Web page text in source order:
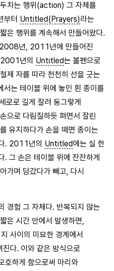
치는 행위(action) 그 자체를
부터 Untitled(Prayers)라는
은 행위를 계속해서 만들어왔다.
년, 2011년에 만들어진
년의 Untitled는 볼펜으로
제 자를 따라 천천히 선을 긋는
는 테이블 위에 놓인 흰 종이를
로로 길게 잘려 둥그렇게
으로 다림질하듯 펴면서 잘린
유지하다가 손을 떼면 종이는
. 2011년의 Untitled에는 실 한
그 손은 테이블 위에 잔잔하게
가며 담갔다가 빼고, 다시
경험 그 자체다. 반복되지 않는
은 시간 안에서 발생하면,
사이의 미묘한 경계에서
다. 이와 같은 방식으로
호하게 함으로써 마리와